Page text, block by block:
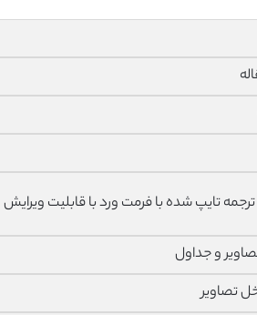
تایپ شده با فرمت ورد با قابلیت ویرایش
و جداول
تصاویر